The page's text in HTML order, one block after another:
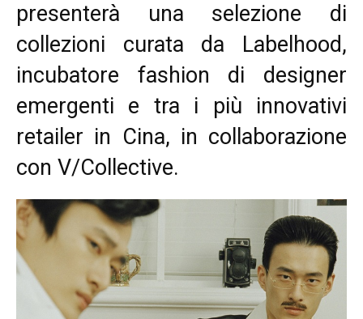
presenterà una selezione di
collezioni curata da Labelhood,
incubatore fashion di designer
emergenti e tra i più innovativi
retailer in Cina, in collaborazione
con V/Collective.